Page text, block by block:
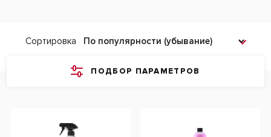
ПОДБОР ПАРАМЕТРОВ
Сортировка